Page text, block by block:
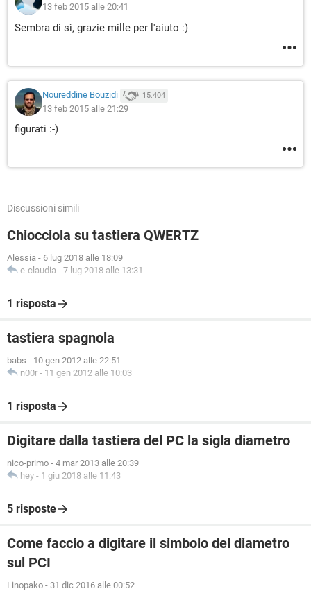
13 feb 2015 alle 20:41
Sembra di sì, grazie mille per l'aiuto :)
Noureddine Bouzidi 15.404
13 feb 2015 alle 21:29
figurati :-)
Discussioni simili
Chiocciola su tastiera QWERTZ
Alessia - 6 lug 2018 alle 18:09
e-claudia - 7 lug 2018 alle 13:31
1 risposta
tastiera spagnola
babs - 10 gen 2012 alle 22:51
n00r - 11 gen 2012 alle 10:03
1 risposta
Digitare dalla tastiera del PC la sigla diametro
nico-primo - 4 mar 2013 alle 20:39
hey - 1 giu 2018 alle 11:43
5 risposte
Come faccio a digitare il simbolo del diametro
sul PCI
Linopako - 31 dic 2016 alle 00:52